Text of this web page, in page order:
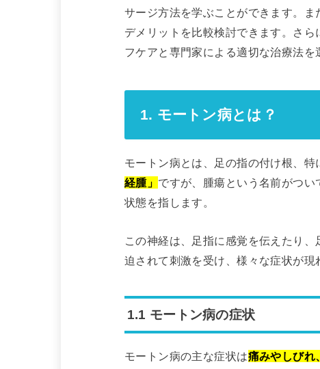
サージ方法を学ぶことができます。
デメリットを比較検討できます。さ
フケアと専門家による適切な治療法
1. モートン病とは？
モートン病とは、足の指の付け根、
経腫」 ですが、腫瘍という名前がつ
状態を指します。
この神経は、足指に感覚を伝えたり
迫されて刺激を受け、様々な症状が現
1.1 モートン病の症状
モートン病の主な症状は痛みやしびれ